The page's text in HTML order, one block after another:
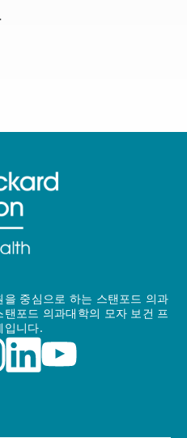
중심으로 하는 스탠포드 의과
포드 의과대학의 모자 보건 프
입니다.